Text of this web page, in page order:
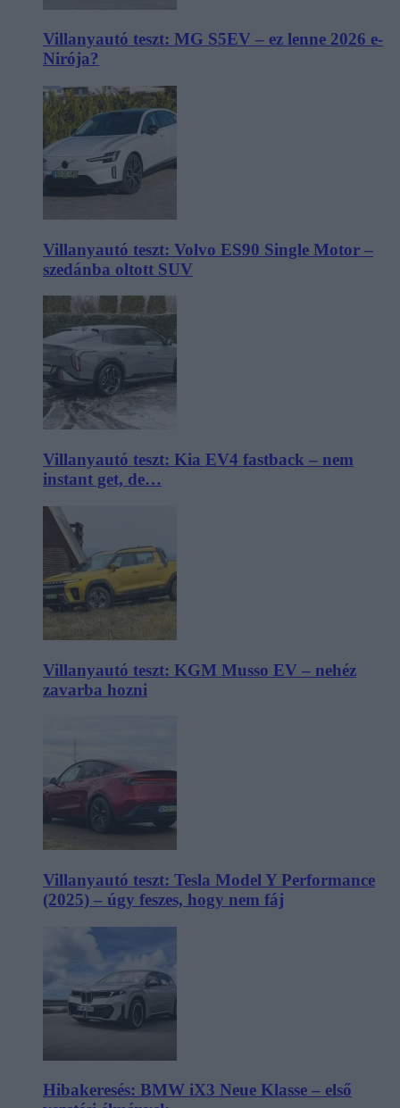
Villanyautó teszt: MG S5EV – ez lenne 2026 e-
Nirója?
Villanyautó teszt: Volvo ES90 Single Motor –
szedánba oltott SUV
Villanyautó teszt: Kia EV4 fastback – nem
instant get, de…
Villanyautó teszt: KGM Musso EV – nehéz
zavarba hozni
Villanyautó teszt: Tesla Model Y Performance
(2025) – úgy feszes, hogy nem fáj
Hibakeresés: BMW iX3 Neue Klasse – első